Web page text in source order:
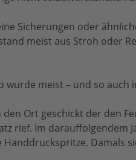
Sicherungen oder
meist aus Stroh oder
wurde meist – und so auch
Ort geschickt der den
rief. Im darauffolgendem
Damals